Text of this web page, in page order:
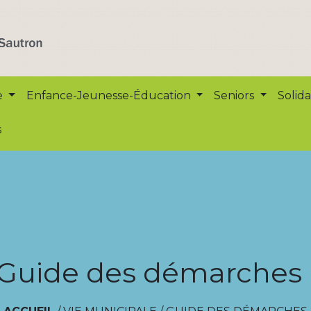
Enfance-Jeunesse-Éducation Seniors
des démarches